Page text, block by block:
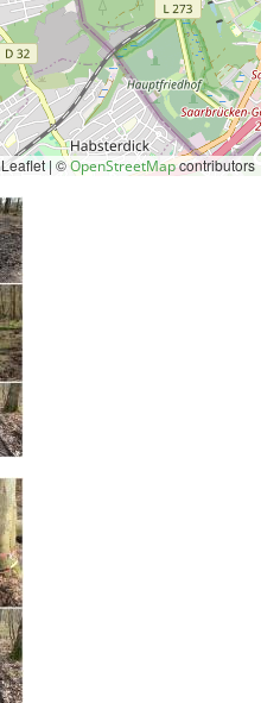
Leaflet | ©OpenStreetMapcontributors